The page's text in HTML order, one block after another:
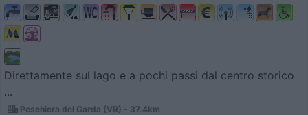
Direttamente sul lago e a pochi passi dal centro storico
...
Peschiera del Garda (VR) - 37.4km